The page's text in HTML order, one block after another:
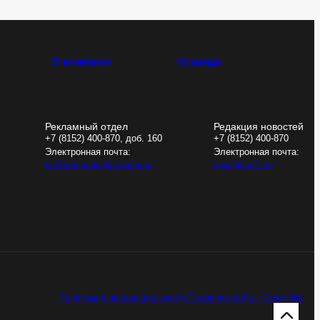
О компании
Команда
Рекламный отдел
+7 (8152) 400-870, доб. 160
Электронная почта:
tv21kompania@yandex.ru
Редакция новостей
+7 (8152) 400-870
Электронная почта:
news@tv21.ru
Политика конфиденциальностиСоздание сайта - Старт Икс